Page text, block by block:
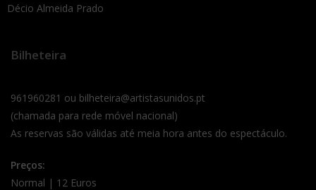
Décio Almeida Prado
Bilheteira
961960281 ou bilheteira@artistasunidos.pt
(chamada para rede móvel nacional)
As reservas são válidas até meia hora antes do espectáculo.
Preços:
Normal | 12 Euros